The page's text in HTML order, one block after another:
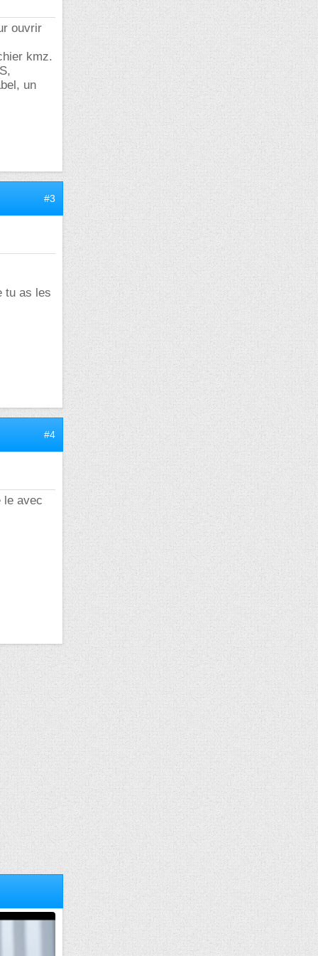
ouvrir
kmz.
un
#3
tu as les
#4
le avec